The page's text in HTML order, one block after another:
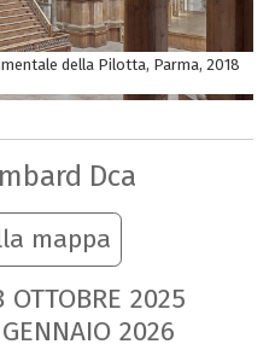
della Pilotta, Parma, 2018
Dca
mappa
OTTOBRE 2025
GENNAIO 2026